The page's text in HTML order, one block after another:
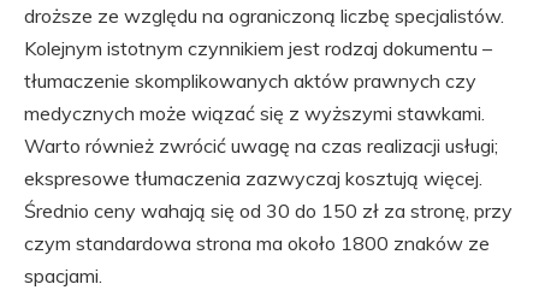
droższe ze względu na ograniczoną liczbę specjalistów.
Kolejnym istotnym czynnikiem jest rodzaj dokumentu –
tłumaczenie skomplikowanych aktów prawnych czy
medycznych może wiązać się z wyższymi stawkami.
Warto również zwrócić uwagę na czas realizacji usługi;
ekspresowe tłumaczenia zazwyczaj kosztują więcej.
Średnio ceny wahają się od 30 do 150 zł za stronę, przy
czym standardowa strona ma około 1800 znaków ze
spacjami.